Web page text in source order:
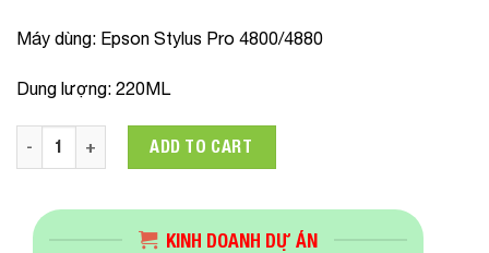
Máy dùng: Epson Stylus Pro 4800/4880
Dung lượng: 220ML
C13T606B00 Mực in Epson SP4800/4880 MAGENTA IC
ADD TO CART
KINH DOANH DỰ ÁN